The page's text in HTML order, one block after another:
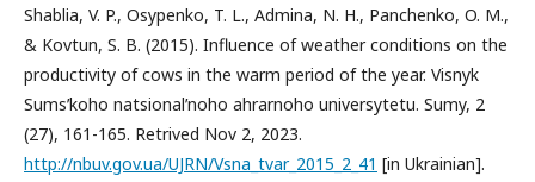
Shablia, V. P., Osypenko, T. L., Admina, N. H., Panchenko, O. M.,
& Kovtun, S. B. (2015). Influence of weather conditions on the
productivity of cows in the warm period of the year. Visnyk
Sumsʹkoho natsionalʹnoho ahrarnoho universytetu. Sumy, 2
(27), 161-165. Retrived Nov 2, 2023.
http://nbuv.gov.ua/UJRN/Vsna_tvar_2015_2_41 [in Ukrainian].